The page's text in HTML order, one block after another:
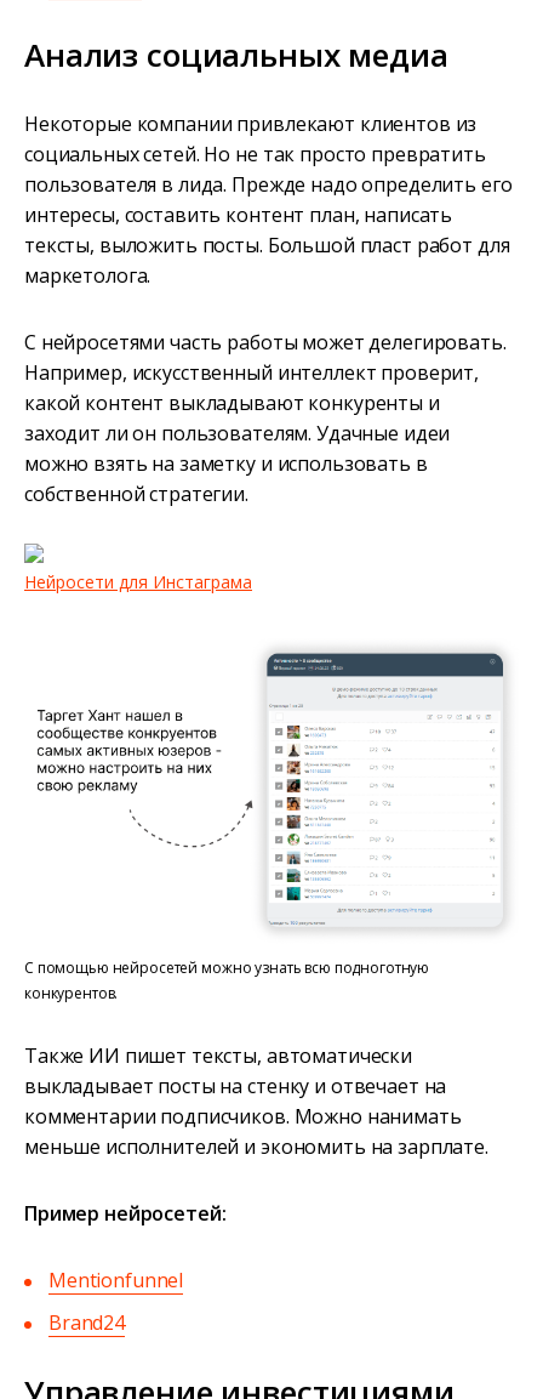
Анализ социальных медиа
Некоторые компании привлекают клиентов из
социальных сетей. Но не так просто превратить
пользователя в лида. Прежде надо определить его
интересы, составить контент план, написать
тексты, выложить посты. Большой пласт работ для
маркетолога.
С нейросетями часть работы может делегировать.
Например, искусственный интеллект проверит,
какой контент выкладывают конкуренты и
заходит ли он пользователям. Удачные идеи
можно взять на заметку и использовать в
собственной стратегии.
Нейросети для Инстаграма
С помощью нейросетей можно узнать всю подноготную
конкурентов.
Также ИИ пишет тексты, автоматически
выкладывает посты на стенку и отвечает на
комментарии подписчиков. Можно нанимать
меньше исполнителей и экономить на зарплате.
Пример нейросетей:
Mentionfunnel
Brand24